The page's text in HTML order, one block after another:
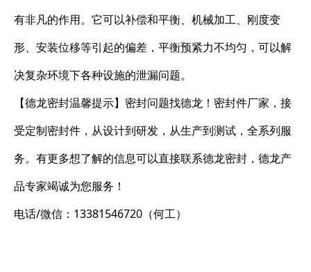
有非凡的作用。它可以补偿和平衡、机械加工、刚度变
形、安装位移等引起的偏差，平衡预紧力不均匀，可以解
决复杂环境下各种设施的泄漏问题。
【德龙密封温馨提示】密封问题找德龙！密封件厂家，接
受定制密封件，从设计到研发，从生产到测试，全系列服
务。有更多想了解的信息可以直接联系德龙密封，德龙产
品专家竭诚为您服务！
电话/微信：13381546720（何工）